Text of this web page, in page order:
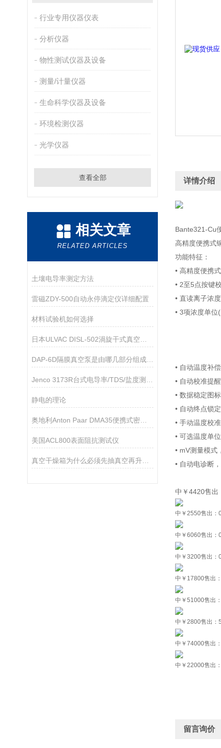
行业专用仪器仪表
分析仪器
物性测试仪器及设备
测量/计量仪器
生命科学仪器及设备
环境检测仪器
光学仪器
查看全部
相关文章
RELATED ARTICLES
土壤电导率测定方法
雷磁ZDY-500自动永停滴定仪详细配置
材料试验机如何选择
DAP-6D隔膜真空泵是由哪几部分组成的呢？
静电的理论
奥地利Anton Paar DMA35便携式密度计技术参数
美国ACL800表面阻抗测试仪
真空干燥箱为什么必须先抽真空再升温加热
详情介绍
Bante321-Cu
高精度便携式
功能特征：
• 高精度便携
• 2至5点按键
• 直读离子浓
• 3项浓度单
• 自动温度补
• 自动校准提
• 数据稳定图
• 自动终点锁
• 手动温度校
• 可选温度单
• mV测量模式
• 自动电诊断
中￥4420售出
中 ￥2550售出：
中 ￥6060售出：
中 ￥3200售出：
中 ￥17800售出
中 ￥51000售出
中 ￥2800售出：
中 ￥74000售出
中 ￥22000售出
留言询价